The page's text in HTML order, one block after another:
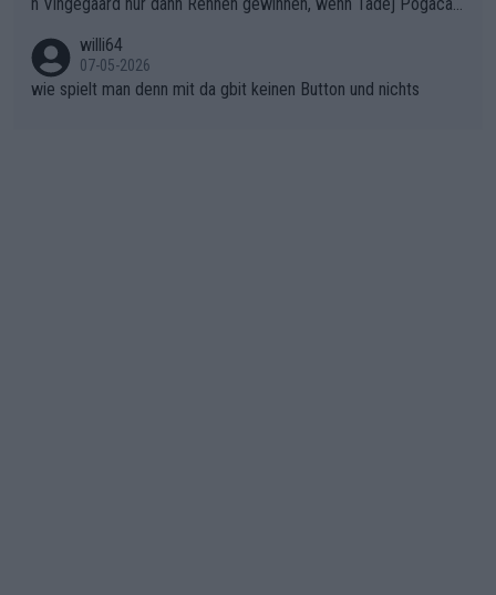
er SD Worx und Vollering müssen jetzt All-In gehen. (gregman
n)
n Vingegaard nur dann Rennen gewinnen, wenn Tadej Pogacar
willi64
07-05-2026
wie spielt man denn mit da gbit keinen Button und nichts